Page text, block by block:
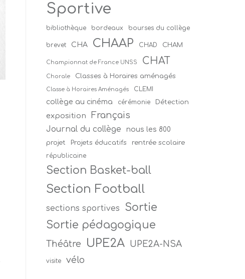
Sportive
bibliothèque bordeaux bourses du collège
brevet CHA CHAAP CHAD CHAM
Championnat de France UNSS CHAT
Chorale Classes à Horaires aménagés
Classe à Horaires Aménagés CLEMI
collège au cinéma cérémonie Détection
exposition Français
Journal du collège
nous les 800
projet
Projets éducatifs rentrée scolaire
républicaine
Section Basket-ball
Section Football
sections sportives
Sortie
Sortie pédagogique
Théâtre UPE2A UPE2A-NSA
visite vélo